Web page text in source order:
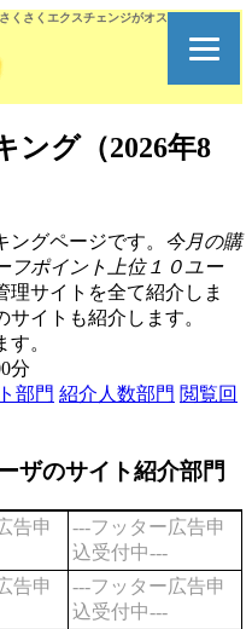
くさくエクスチェンジがオススメです。
ング（2026年8
グページです。 今月の購
フポイント上位１０ユー
理サイトを全て紹介しま
サイトも紹介します。
。
分
部門 紹介人数部門 閲覧回
ザのサイト紹介部門
告申
---フッター広告申
込受付中---
告申
---フッター広告申
込受付中---